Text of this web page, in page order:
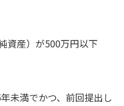
資産）が500万円以下
未満でかつ、前回提出し